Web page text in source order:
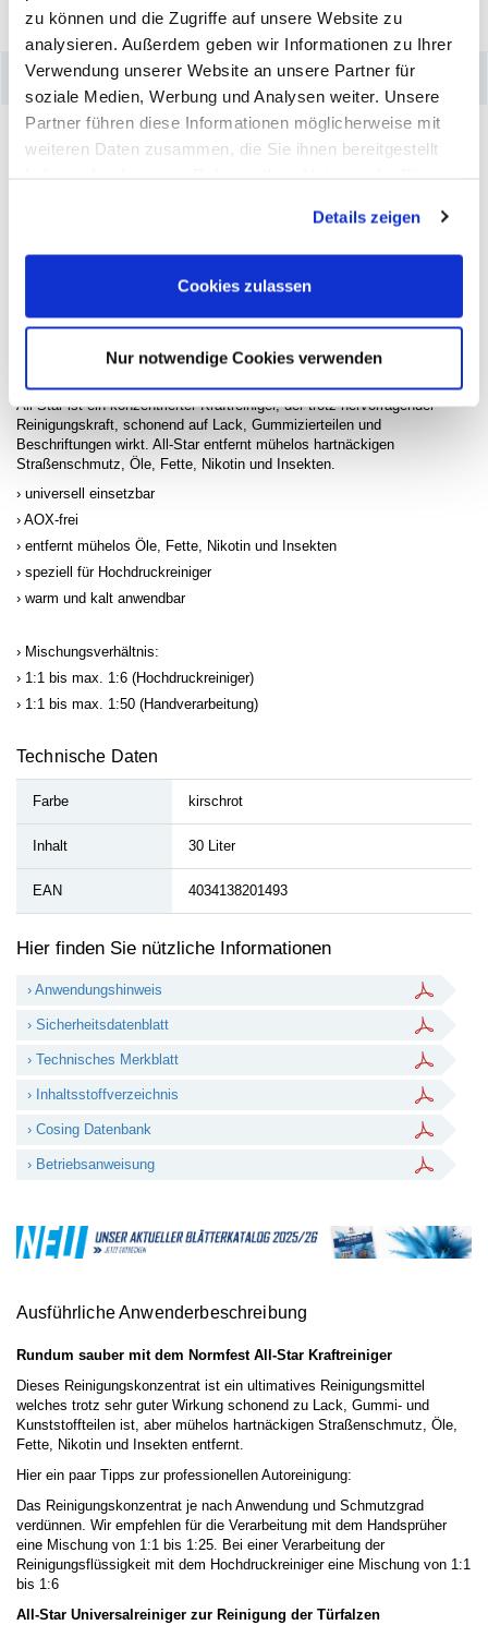
zu können und die Zugriffe auf unsere Website zu
analysieren. Außerdem geben wir Informationen zu Ihrer
Verwendung unserer Website an unsere Partner für
soziale Medien, Werbung und Analysen weiter. Unsere
Partner führen diese Informationen möglicherweise mit
weiteren Daten zusammen, die Sie ihnen bereitgestellt
Cookies, wenn Sie unsere Webseite weiterhin nutzen.
Details zeigen
Cookies zulassen
Nur notwendige Cookies verwenden
– Produktdetails
All-Star ist ein konzentrierter Kraftreiniger, der trotz hervorragender
Reinigungskraft, schonend auf Lack, Gummizierteilen und
Beschriftungen wirkt. All-Star entfernt mühelos hartnäckigen
Straßenschmutz, Öle, Fette, Nikotin und Insekten.
universell einsetzbar
AOX-frei
entfernt mühelos Öle, Fette, Nikotin und Insekten
speziell für Hochdruckreiniger
warm und kalt anwendbar
Mischungsverhältnis:
1:1 bis max. 1:6 (Hochdruckreiniger)
1:1 bis max. 1:50 (Handverarbeitung)
Technische Daten
Farbe kirschrot
Inhalt 30 Liter
EAN 4034138201493
Hier finden Sie nützliche Informationen
› Anwendungshinweis
› Sicherheitsdatenblatt
› Technisches Merkblatt
› Inhaltsstoffverzeichnis
› Cosing Datenbank
› Betriebsanweisung
Ausführliche Anwenderbeschreibung
Rundum sauber mit dem Normfest All-Star Kraftreiniger
Dieses Reinigungskonzentrat ist ein ultimatives Reinigungsmittel
welches trotz sehr guter Wirkung schonend zu Lack, Gummi- und
Kunststoffteilen ist, aber mühelos hartnäckigen Straßenschmutz, Öle,
Fette, Nikotin und Insekten entfernt.
Hier ein paar Tipps zur professionellen Autoreinigung:
Das Reinigungskonzentrat je nach Anwendung und Schmutzgrad
verdünnen. Wir empfehlen für die Verarbeitung mit dem Handsprüher
eine Mischung von 1:1 bis 1:25. Bei einer Verarbeitung der
Reinigungsflüssigkeit mit dem Hochdruckreiniger eine Mischung von 1:1
bis 1:6
All-Star Universalreiniger zur Reinigung der Türfalzen